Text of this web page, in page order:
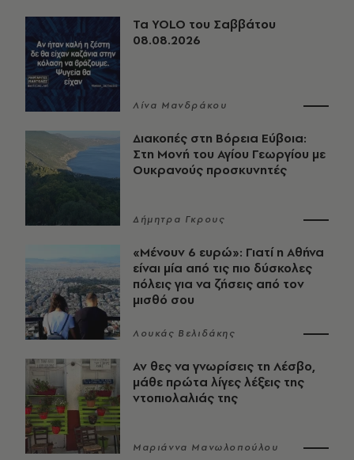
Τα YOLO του Σαββάτου
08.08.2026
Λίνα Μανδράκου
Διακοπές στη Βόρεια Εύβοια:
Στη Μονή του Αγίου Γεωργίου με
Ουκρανούς προσκυνητές
Δήμητρα Γκρους
«Μένουν 6 ευρώ»: Γιατί η Αθήνα
είναι μία από τις πιο δύσκολες
πόλεις για να ζήσεις από τον
μισθό σου
Λουκάς Βελιδάκης
Αν θες να γνωρίσεις τη Λέσβο,
μάθε πρώτα λίγες λέξεις της
ντοπιολαλιάς της
Μαριάννα Μανωλοπούλου